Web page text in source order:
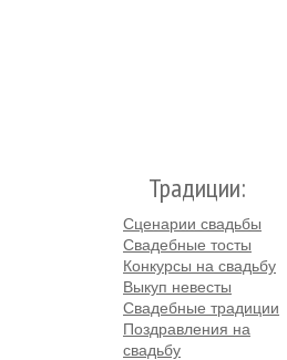
Традиции:
Сценарии свадьбы
Свадебные тосты
Конкурсы на свадьбу
Выкуп невесты
Свадебные традиции
Поздравления на
свадьбу